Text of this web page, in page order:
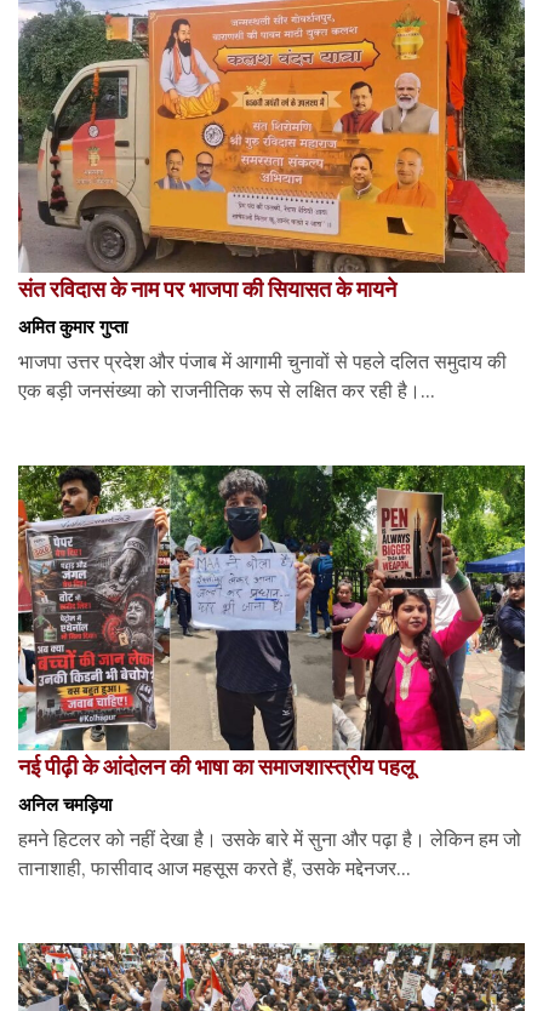
संत रविदास के नाम पर भाजपा की सियासत के मायने
अमित कुमार गुप्ता
भाजपा उत्तर प्रदेश और पंजाब में आगामी चुनावों से पहले दलित समुदाय की
एक बड़ी जनसंख्या को राजनीतिक रूप से लक्षित कर रही है।...
नई पीढ़ी के आंदोलन की भाषा का समाजशास्त्रीय पहलू
अनिल चमड़िया
हमने हिटलर को नहीं देखा है। उसके बारे में सुना और पढ़ा है। लेकिन हम जो
तानाशाही, फासीवाद आज महसूस करते हैं, उसके मद्देनजर...